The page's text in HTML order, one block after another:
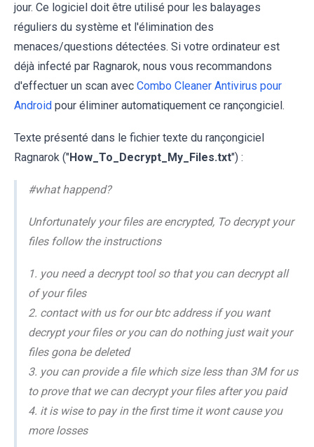
jour. Ce logiciel doit être utilisé pour les balayages
réguliers du système et l'élimination des
menaces/questions détectées. Si votre ordinateur est
déjà infecté par Ragnarok, nous vous recommandons
d'effectuer un scan avec Combo Cleaner Antivirus pour
Android pour éliminer automatiquement ce rançongiciel.
Texte présenté dans le fichier texte du rançongiciel
Ragnarok ("How_To_Decrypt_My_Files.txt") :
#what happend?
Unfortunately your files are encrypted, To decrypt your
files follow the instructions
1. you need a decrypt tool so that you can decrypt all
of your files
2. contact with us for our btc address if you want
decrypt your files or you can do nothing just wait your
files gona be deleted
3. you can provide a file which size less than 3M for us
to prove that we can decrypt your files after you paid
4. it is wise to pay in the first time it wont cause you
more losses